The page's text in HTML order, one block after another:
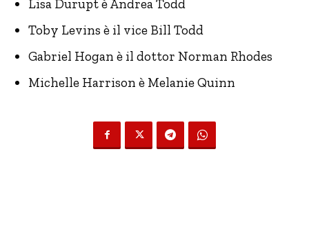
Lisa Durupt è Andrea Todd
Toby Levins è il vice Bill Todd
Gabriel Hogan è il dottor Norman Rhodes
Michelle Harrison è Melanie Quinn